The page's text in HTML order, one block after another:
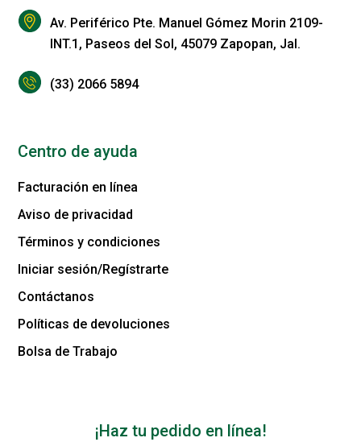
Av. Periférico Pte. Manuel Gómez Morin 2109-
INT.1, Paseos del Sol, 45079 Zapopan, Jal.
(33) 2066 5894
Centro de ayuda
Facturación en línea
Aviso de privacidad
Términos y condiciones
Iniciar sesión/Regístrarte
Contáctanos
Políticas de devoluciones
Bolsa de Trabajo
¡Haz tu pedido en línea!